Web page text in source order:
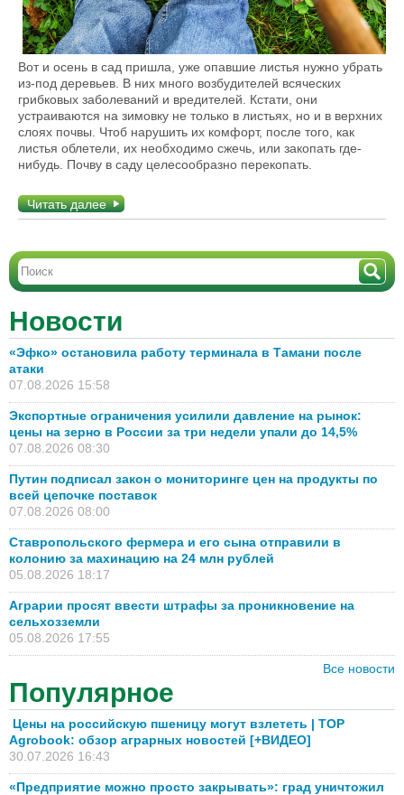
Вот и осень в сад пришла, уже опавшие листья нужно убрать
из-под деревьев. В них много возбудителей всяческих
грибковых заболеваний и вредителей. Кстати, они
устраиваются на зимовку не только в листьях, но и в верхних
слоях почвы. Чтоб нарушить их комфорт, после того, как
листья облетели, их необходимо сжечь, или закопать где-
нибудь. Почву в саду целесообразно перекопать.
Читать далее
Новости
«Эфко» остановила работу терминала в Тамани после
атаки
07.08.2026 15:58
Экспортные ограничения усилили давление на рынок:
цены на зерно в России за три недели упали до 14,5%
07.08.2026 08:30
Путин подписал закон о мониторинге цен на продукты по
всей цепочке поставок
07.08.2026 08:00
Ставропольского фермера и его сына отправили в
колонию за махинацию на 24 млн рублей
05.08.2026 18:17
Аграрии просят ввести штрафы за проникновение на
сельхозземли
05.08.2026 17:55
Все новости
Популярное
Цены на российскую пшеницу могут взлететь | TOP
Agrobook: обзор аграрных новостей [+ВИДЕО]
30.07.2026 16:43
«Предприятие можно просто закрывать»: град уничтожил